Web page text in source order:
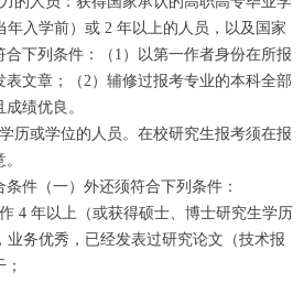
年入学前）或 2 年以上的人员，以及国家
下列条件：（1）以第一作者身份在所报
文章；（2）辅修过报考专业的本科全部
绩优良。
历或学位的人员。在校研究生报考须在报
条件（一）外还须符合下列条件：
4 年以上（或获得硕士、博士研究生学历
业务优秀，已经发表过研究论文（技术报